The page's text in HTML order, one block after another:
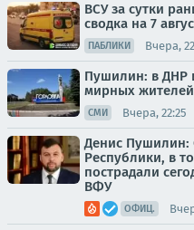
ВСУ за сутки
сводка на 7
ПАБЛИКИ Вчера,
Пушилин: в ДНР
мирных жителей
СМИ Вчера, 22:25
Денис Пушилин:
Республики, в
пострадали
ВФУ
ОФИЦ.